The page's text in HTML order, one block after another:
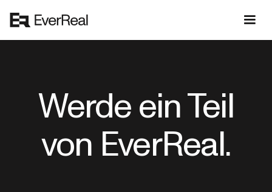
Werde ein Teil
von EverReal.